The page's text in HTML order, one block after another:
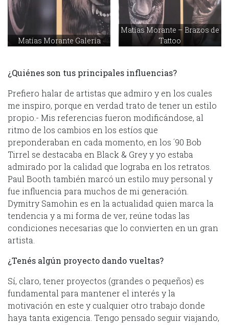
Matías Morante Galería
Matías Morante – Brazos de
Tattoo
¿Quiénes son tus principales influencias?
Prefiero halar de artistas que admiro y en los cuales
me inspiro, porque en verdad trato de tener un estilo
propio.- Mis referencias fueron modificándose, al
ritmo de los cambios en los estíos que
preponderaban en cada momento, en los ´90 Bob
Tirrel se destacaba en Black & Grey y yo estaba
admirado por la calidad que lograba en los retratos.
Paul Booth también marcó un estilo muy personal y
fue influencia para muchos de mi generación.
Dymitry Samohin es en la actualidad quien marca la
tendencia y a mi forma de ver, reúne todas las
condiciones necesarias que lo convierten en un gran
artista.
¿Tenés algún proyecto dando vueltas?
Sí, claro, tener proyectos (grandes o pequeños) es
fundamental para mantener el interés y la
motivación en este y cualquier otro trabajo donde
haya tanta exigencia. Tengo pensado seguir viajando,